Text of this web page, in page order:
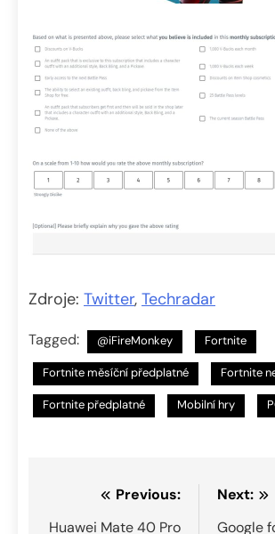
Zdroje: Twitter, Techradar
Tagged: @iFireMonkey Fortnite
Fortnite měsíční předplatné Fortnite
Fortnite předplatné Mobilní hry
NavigacePrevious:
Huawei Mate 40 Pro
Next:
Google